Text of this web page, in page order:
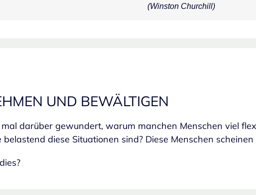
(Winston Churchill)
UND BEWÄLTIGEN
darüber gewundert, warum manchen Menschen viel
diese Situationen sind? Diese Menschen